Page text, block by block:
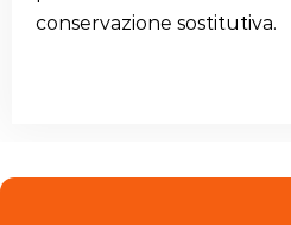
conservazione sostitutiva.